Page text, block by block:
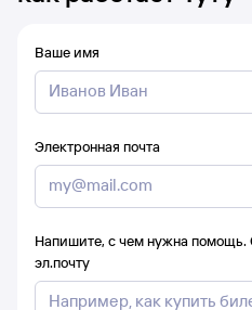
Ваше имя
Электронная почта
Напишите, с чем нужна помощь.
эл.почту